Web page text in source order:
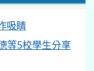
吸睛
等5校學生分享